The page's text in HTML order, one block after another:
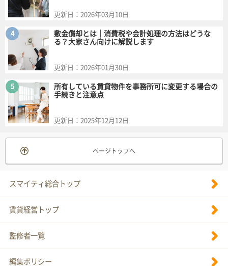
更新日： 2026年03月10日
4
敷金償却とは｜消費税や会計処理の方法はどうな
る？大家さん向けに解説します
更新日： 2026年01月30日
5
所有している賃貸物件を事務所可に変更する場合の
手続きと注意点
更新日： 2025年12月12日
ページトップへ
スマイティ総合トップ
賃貸経営トップ
監修者一覧
編集ポリシー